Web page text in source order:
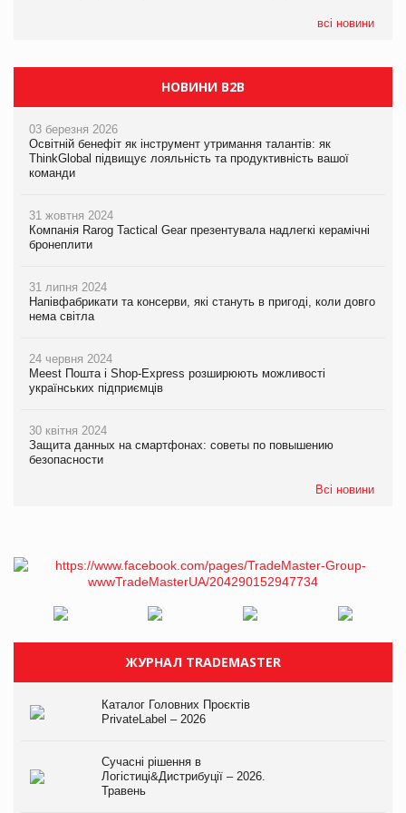
всі новини
НОВИНИ B2B
03 березня 2026
Освітній бенефіт як інструмент утримання талантів: як
ThinkGlobal підвищує лояльність та продуктивність вашої
команди
31 жовтня 2024
Компанія Rarog Tactical Gear презентувала надлегкі керамічні
бронеплити
31 липня 2024
Напівфабрикати та консерви, які стануть в пригоді, коли довго
нема світла
24 червня 2024
Meest Пошта і Shop-Express розширюють можливості
українських підприємців
30 квітня 2024
Защита данных на смартфонах: советы по повышению
безопасности
Всі новини
ЖУРНАЛ TRADEMASTER
Каталог Головних Проєктів
PrivateLabel – 2026
Сучасні рішення в
Логістиці&Дистрибуції – 2026.
Травень